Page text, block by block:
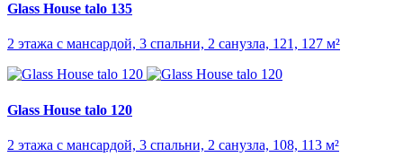
Glass House talo 135
2 этажа с мансардой, 3 спальни, 2 санузла, 121, 127 м²
Glass House talo 120
2 этажа с мансардой, 3 спальни, 2 санузла, 108, 113 м²